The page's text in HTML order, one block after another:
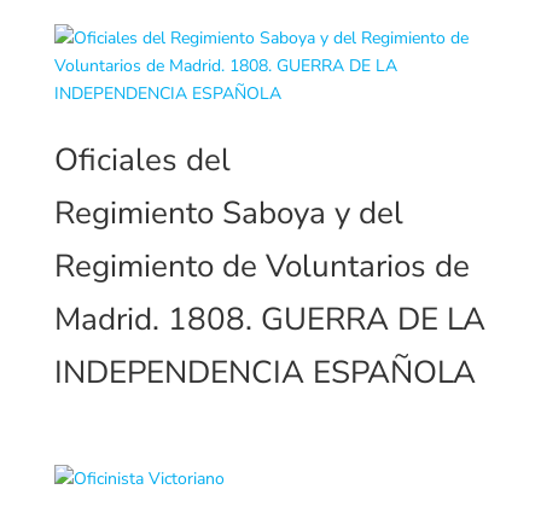
Oficiales del
Regimiento Saboya y del
Regimiento de Voluntarios de
Madrid. 1808. GUERRA DE LA
INDEPENDENCIA ESPAÑOLA